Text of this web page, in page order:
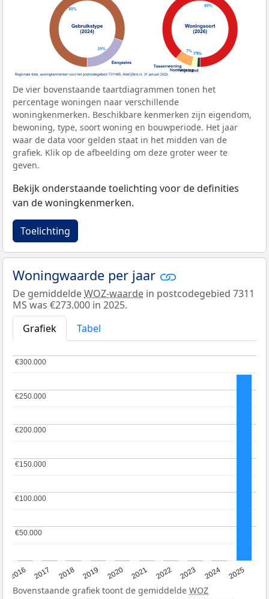
De vier bovenstaande taartdiagrammen tonen het
percentage woningen naar verschillende
woningkenmerken. Beschikbare kenmerken zijn eigendom,
bewoning, type, soort woning en bouwperiode. Het jaar
waar de data voor gelden staat in het midden van de
grafiek. Klik op de afbeelding om deze groter weer te
geven.
Bekijk onderstaande toelichting voor de definities
van de woningkenmerken.
Toelichting
Woningwaarde per jaar
De gemiddeldeWOZ-waarde in postcodegebied 7311
MS was €273.000 in 2025.
Grafiek
Tabel
2016 2017 2018 2019 2020 2021 2022 2023 2024 2025
€50.000
€50.000
€100.000
€100.000
€150.000
€150.000
€200.000
€200.000
€250.000
€250.000
€300.000
€300.000
Bovenstaande grafiek toont de gemiddelde WOZ